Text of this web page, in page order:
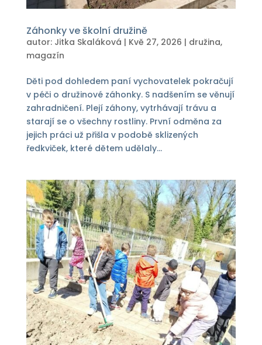
Záhonky ve školní družině
autor: Jitka Skaláková | Kvě 27, 2026 | družina,
magazín
Děti pod dohledem paní vychovatelek pokračují
v péči o družinové záhonky. S nadšením se věnují
zahradničení. Plejí záhony, vytrhávají trávu a
starají se o všechny rostliny. První odměna za
jejich práci už přišla v podobě sklizených
ředkviček, které dětem udělaly...